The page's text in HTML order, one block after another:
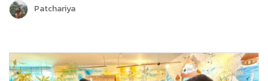
โอกาสและความท้าทาย ปีนี้ Clicknext มุ่งเน้นการขยายบริการและ
พัฒนาผลิตภัณฑ์ให้ตอบโจทย์ลูกค้ามากยิ่งขึ้น พร้อมกล่าวขอบคุณ
Patchariya